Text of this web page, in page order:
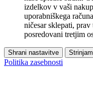
izdelkov v vaši
uporabniškega
ničesar sklepati,
posredovani tretjim
Shrani nastavitve
Politika zasebnosti